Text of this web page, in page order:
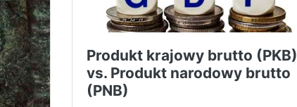
Produkt krajowy brutto (PKB)
vs. Produkt narodowy brutto
(PNB)